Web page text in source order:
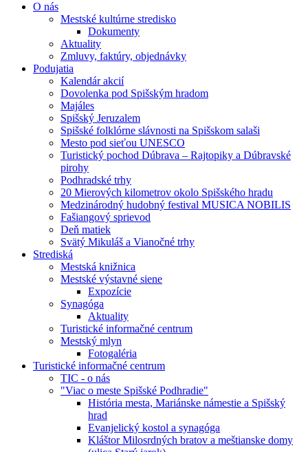
O nás
Mestské kultúrne stredisko
Dokumenty
Aktuality
Zmluvy, faktúry, objednávky
Podujatia
Kalendár akcií
Dovolenka pod Spišským hradom
Majáles
Spišský Jeruzalem
Spišské folklórne slávnosti na Spišskom salaši
Mesto pod sieťou UNESCO
Turistický pochod Dúbrava – Rajtopiky a Dúbravské
pirohy
Podhradské trhy
20 Mierových kilometrov okolo Spišského hradu
Medzinárodný hudobný festival MUSICA NOBILIS
Fašiangový sprievod
Deň matiek
Svätý Mikuláš a Vianočné trhy
Strediská
Mestská knižnica
Mestské výstavné siene
Expozície
Synagóga
Aktuality
Turistické informačné centrum
Mestský mlyn
Fotogaléria
Turistické informačné centrum
TIC - o nás
"Viac o meste Spišské Podhradie"
História mesta, Mariánske námestie a Spišský
hrad
Evanjelický kostol a synagóga
Kláštor Milosrdných bratov a meštianske domy